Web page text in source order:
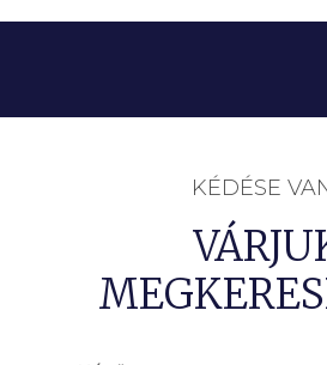
KÉDÉSE